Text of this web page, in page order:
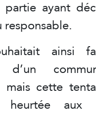
ayant
ainsi
d’un
cette
heurtée aux